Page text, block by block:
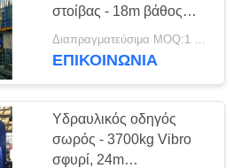
εκκεντρικοί
σωρός
στοίβας - 18m βάθος
στοίβας & 905kN
συναρπαστική δύναμη
Διαπραγματεύσιμα MOQ:1 ΣΥΝΟΛΟ
ΕΠΙΚΟΙΝΩΝΙΑ
Υδραυλικός οδηγός
σωρός - 3700kg Vibro
σφυρί, 24m